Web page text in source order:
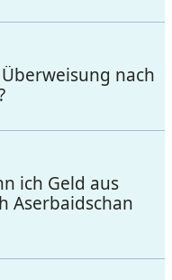
nach
ich Geld aus
Aserbaidschan